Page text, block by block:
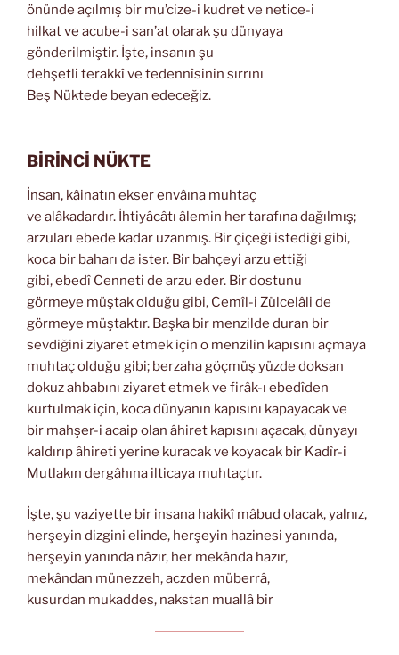
önünde açılmış bir mu’cize-i kudret ve netice-i
hilkat ve acube-i san’at olarak şu dünyaya
gönderilmiştir. İşte, insanın şu
dehşetli terakkî ve tedennîsinin sırrını
Beş Nüktede beyan edeceğiz.
BİRİNCİ NÜKTE
İnsan, kâinatın ekser envâına muhtaç
ve alâkadardır. İhtiyâcâtı âlemin her tarafına dağılmış;
arzuları ebede kadar uzanmış. Bir çiçeği istediği gibi,
koca bir baharı da ister. Bir bahçeyi arzu ettiği
gibi, ebedî Cenneti de arzu eder. Bir dostunu
görmeye müştak olduğu gibi, Cemîl-i Zülcelâli de
görmeye müştaktır. Başka bir menzilde duran bir
sevdiğini ziyaret etmek için o menzilin kapısını açmaya
muhtaç olduğu gibi; berzaha göçmüş yüzde doksan
dokuz ahbabını ziyaret etmek ve firâk-ı ebedîden
kurtulmak için, koca dünyanın kapısını kapayacak ve
bir mahşer-i acaip olan âhiret kapısını açacak, dünyayı
kaldırıp âhireti yerine kuracak ve koyacak bir Kadîr-i
Mutlakın dergâhına ilticaya muhtaçtır.
İşte, şu vaziyette bir insana hakikî mâbud olacak, yalnız,
herşeyin dizgini elinde, herşeyin hazinesi yanında,
herşeyin yanında nâzır, her mekânda hazır,
mekândan münezzeh, aczden müberrâ,
kusurdan mukaddes, nakstan muallâ bir